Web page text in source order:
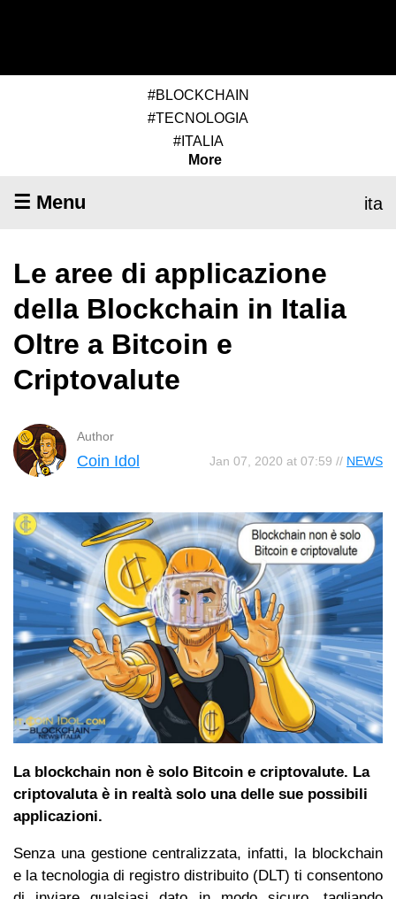
#BLOCKCHAIN
#TECNOLOGIA
#ITALIA
More
☰ Menu ita
Le aree di applicazione
della Blockchain in Italia
Oltre a Bitcoin e
Criptovalute
Jan 07, 2020 at 07:59 // NEWS
Author
Coin Idol
La blockchain non è solo Bitcoin e criptovalute. La
criptovaluta è in realtà solo una delle sue possibili
applicazioni.
Senza una gestione centralizzata, infatti, la blockchain
e la tecnologia di registro distribuito (DLT) ti consentono